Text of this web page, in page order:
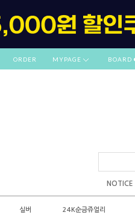
ORDER MYPAGE BOARD
NOTICE
실버 24K순금쥬얼리